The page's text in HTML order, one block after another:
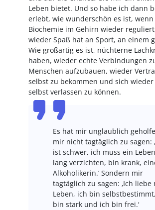
Leben bietet. Und so habe ich dann
erlebt, wie wunderschön es ist,
Biochemie im Gehirn wieder
wieder Spaß hat an Sport, an einem
Wie großartig es ist, nüchterne
haben, wieder echte Verbindungen
Menschen aufzubauen, wieder
selbst zu bekommen und sich
selbst verlassen zu können.
Es hat mir unglaublich
mir nicht tagtäglich zu sagen:
ist schwer, ich muss ein Leben
lang verzichten, bin krank,
Alkoholikerin.‘ Sondern mir
tagtäglich zu sagen: ‚Ich liebe
Leben, ich bin
bin stark und ich bin frei.‘